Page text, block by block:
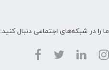
ما را در شبکه‌های اجتماعی دنبال کنید: